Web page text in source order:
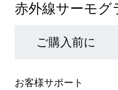
赤外線サーモグ
ご購入前に
お客様サポート